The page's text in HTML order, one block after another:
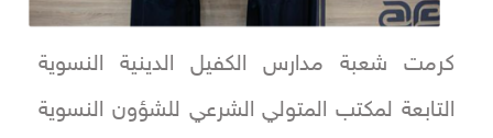
كرمت شعبة مدارس الكفيل الدينية النسوية
التابعة لمكتب المتولي الشرعي للشؤون النسوية